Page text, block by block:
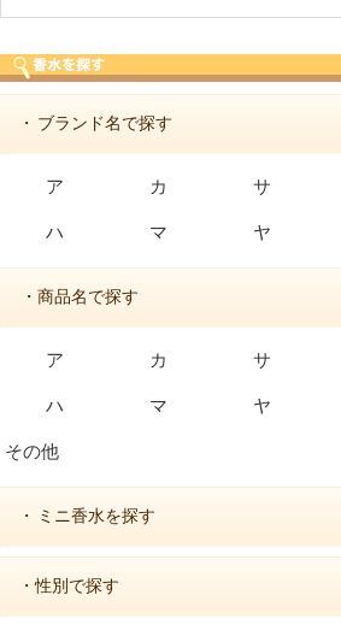
・ ブランド名で探す
ア カ サ
ハ マ ヤ
・商品名で探す
ア カ サ
ハ マ ヤ
その他
・ ミニ香水を探す
・性別で探す